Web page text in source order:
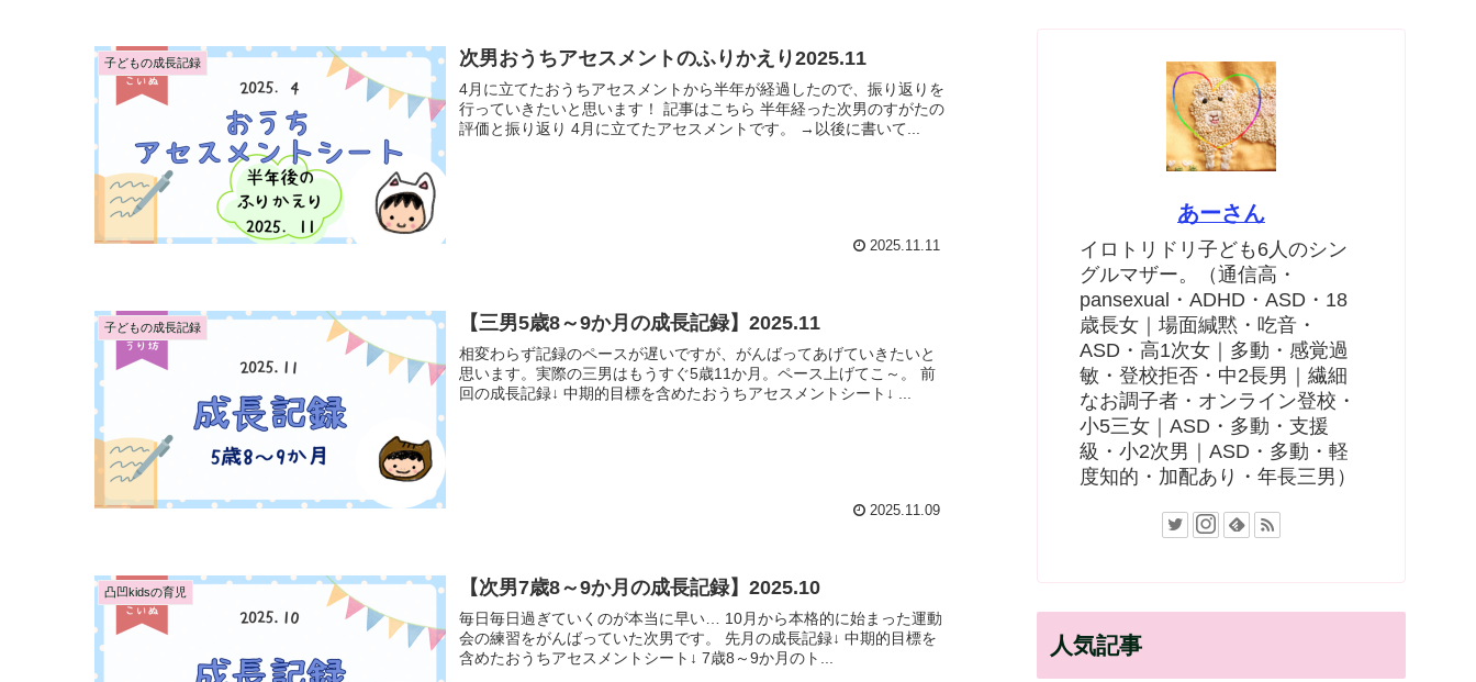
子どもの成長記録 次男おうちアセスメントのふりかえり2025.11
4月に立てたおうちアセスメントから半年が経過したので、振り返りを
行っていきたいと思います！ 記事はこちら 半年経った次男のすがたの
評価と振り返り 4月に立てたアセスメントです。 →以後に書いて...
2025.11.11
子どもの成長記録 【三男5歳8～9か月の成長記録】2025.11
相変わらず記録のペースが遅いですが、がんばってあげていきたいと
思います。実際の三男はもうすぐ5歳11か月。ペース上げてこ～。 前
回の成長記録↓ 中期的目標を含めたおうちアセスメントシート↓ ...
2025.11.09
凸凹kidsの育児 【次男7歳8～9か月の成長記録】2025.10
毎日毎日過ぎていくのが本当に早い… 10月から本格的に始まった運動
会の練習をがんばっていた次男です。 先月の成長記録↓ 中期的目標を
含めたおうちアセスメントシート↓ 7歳8～9か月のト...
あーさん
イロトリドリ子ども6人のシン
グルマザー。（通信高・
pansexual・ADHD・ASD・18
歳長女｜場面緘黙・吃音・
ASD・高1次女｜多動・感覚過
敏・登校拒否・中2長男｜繊細
なお調子者・オンライン登校・
小5三女｜ASD・多動・支援
級・小2次男｜ASD・多動・軽
度知的・加配あり・年長三男）
人気記事